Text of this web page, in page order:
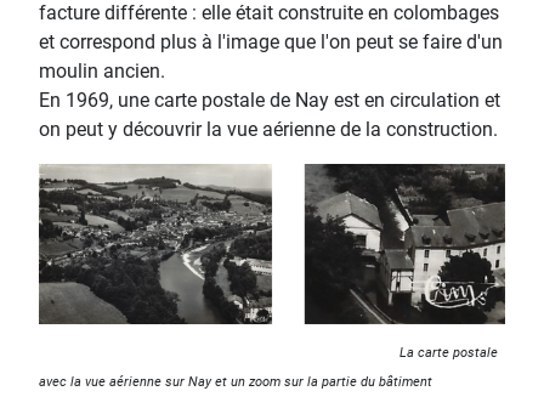
facture différente : elle était construite en colombages
et correspond plus à l'image que l'on peut se faire d'un
moulin ancien.
En 1969, une carte postale de Nay est en circulation et
on peut y découvrir la vue aérienne de la construction.
La carte postale
avec la vue aérienne sur Nay et un zoom sur la partie du bâtiment